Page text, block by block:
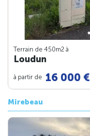
Terrain de 450m2 à
Loudun
à partir de 16 000 €
Mirebeau